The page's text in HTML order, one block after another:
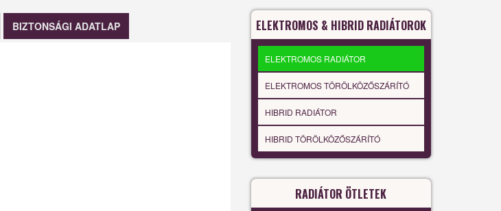
BIZTONSÁGI ADATLAP ELEKTROMOS & HIBRID RADIÁTOROK
ELEKTROMOS RADIÁTOR
ELEKTROMOS TÖRÖLKÖZŐSZÁRÍTÓ
HIBRID RADIÁTOR
HIBRID TÖRÖLKÖZŐSZÁRÍTÓ
RADIÁTOR ÖTLETEK